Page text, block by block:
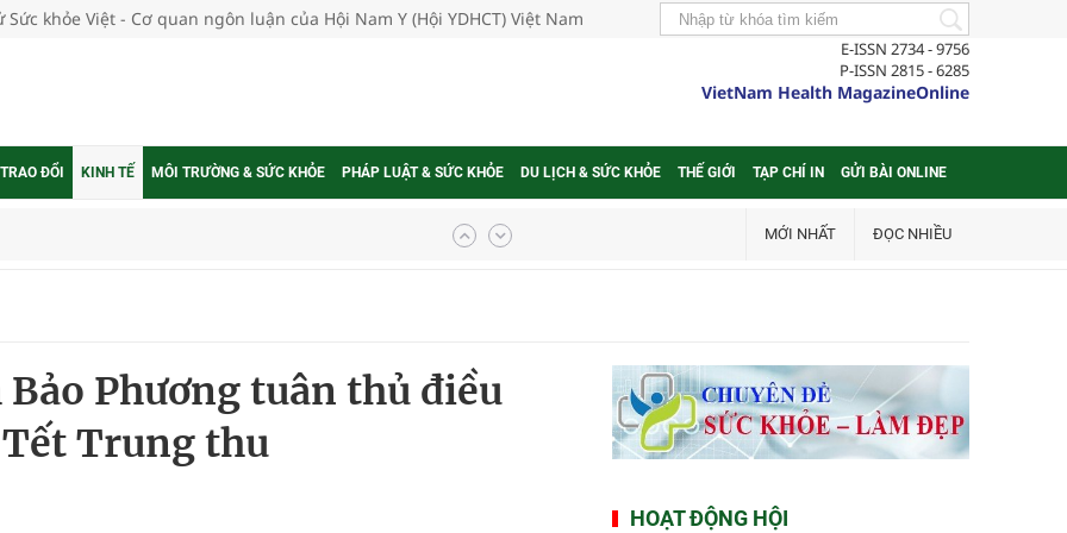
khỏe Việt - Cơ quan ngôn luận của Hội Nam Y (Hội YDHCT) Việt Nam
E-ISSN 2734 - 9756
P-ISSN 2815 - 6285
VietNam Health MagazineOnline
ĐỔI KINH TẾ MÔI TRƯỜNG & SỨC KHỎE PHÁP LUẬT & SỨC KHỎE DU LỊCH & SỨC KHỎE THẾ GIỚI TẠP CHÍ IN GỬI BÀI ONLINE
tổ chức của Bộ Y tế
tới nâng cao năng lực tự chủ
ra đột qụy
MỚI NHẤT ĐỌC NHIỀU
Bảo Phương tuân thủ điều
Trung thu
HOẠT ĐỘNG HỘI